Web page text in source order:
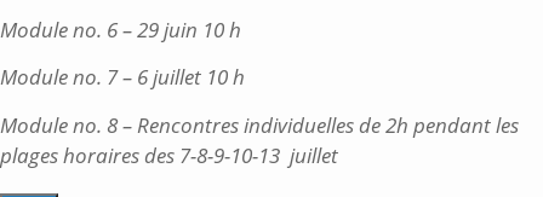
Module no. 6 – 29 juin 10 h
Module no. 7 – 6 juillet 10 h
Module no. 8 – Rencontres individuelles de 2h pendant les
plages horaires des 7-8-9-10-13 juillet